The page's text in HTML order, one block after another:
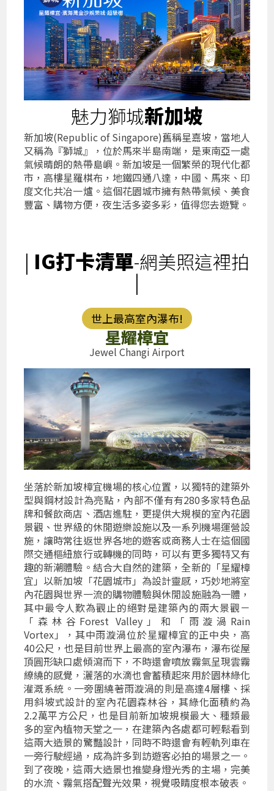
魅力獅城新加坡
新加坡(Republic of Singapore)舊稱星嘉坡，當地人
又稱為『獅城』，位於馬來半島南端，是東南亞一處
氣候晴朗的熱帶島嶼。新加坡是一個繁榮的現代化都
市，高樓星羅棋布，地鐵四通八達，中國、馬來、印
度文化共冶一爐。這個花園城市擁有熱帶氣候、美食
豐富、購物方便，夜生活多姿多彩，值得您去遊覽。
| IG打卡清單-網美照這裡拍
|
世上最高室內瀑布!
星耀樟宜
Jewel Changi Airport
坐落於新加坡樟宜機場的核心位置，以獨特的建築外
型與鋼材設計為亮點，內部不僅有有280多家特色品
牌和餐飲商店、酒店進駐，更提供大規模的室內花園
景觀、世界級的休閒遊樂設施以及一系列機場運營設
施，讓時常往返世界各地的遊客或商務人士在這個國
際交通樞紐旅行或轉機的同時，可以有更多獨特又有
趣的新潮體驗。結合大自然的建築，全新的「星耀樟
宜」以新加坡「花園城市」為設計靈感，巧妙地將室
內花園與世界一流的購物體驗與休閒設施融為一體，
其中最令人歎為觀止的絕對是建築內的兩大景觀－
「森林谷Forest Valley」和「雨漩渦Rain
Vortex」，其中雨漩渦位於星耀樟宜的正中央，高
40公尺，也是目前世界上最高的室內瀑布，瀑布從屋
頂圓形缺口處傾瀉而下，不時還會噴放霧氣呈現雲霧
繚繞的感覺，灑落的水滴也會蓄積起來用於園林綠化
灌溉系統。一旁圍繞著雨漩渦的則是高達4層樓、採
用斜坡式設計的室內花園森林谷，其綠化面積約為
2.2萬平方公尺，也是目前新加坡規模最大、種類最
多的室內植物天堂之一，在建築內各處都可輕鬆看到
這兩大造景的驚豔設計，同時不時還會有輕軌列車在
一旁行駛經過，成為許多到訪遊客必拍的場景之一。
到了夜晚，這兩大造景也推變身燈光秀的主場，完美
的水流、霧氣搭配聲光效果，視覺吸睛度根本破表。